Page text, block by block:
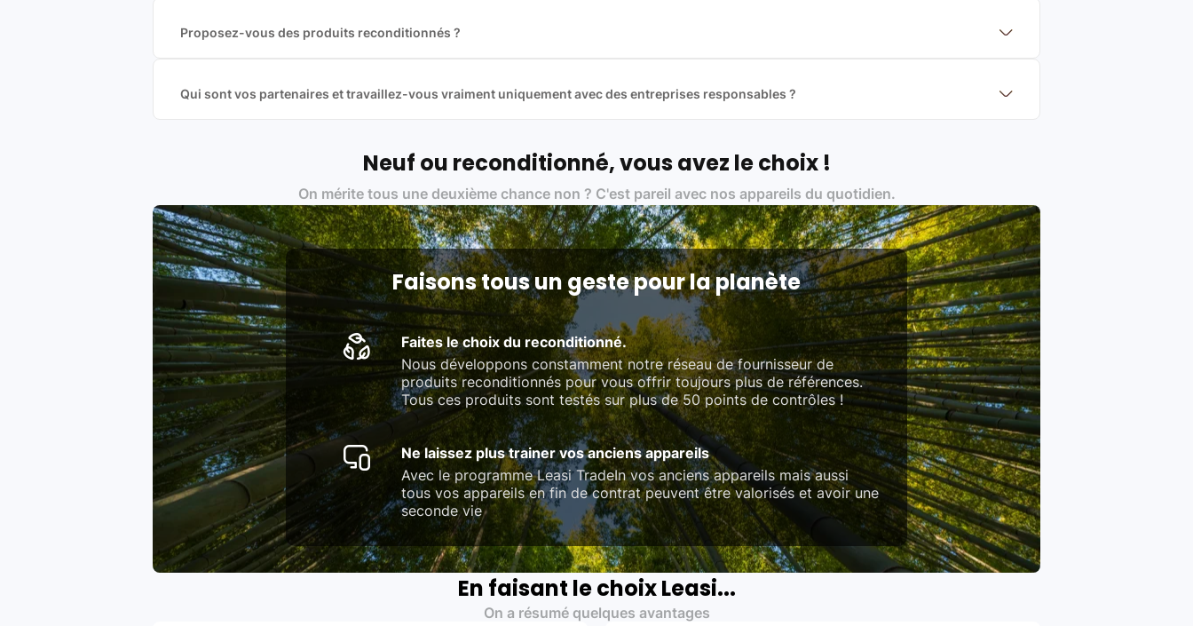
Proposez-vous des produits reconditionnés ?
Qui sont vos partenaires et travaillez-vous vraiment uniquement avec des entreprises responsables ?
Labels environnementaux & qualité de nos partenaires :
Produits testés et vérifiés selon des standards rigoureux (80 à 100 points de contrôle en fonction des produits)
Respect des normes RAEE, RoHS, et du référentiel QualiRepar (bonus réparation)
Neuf ou reconditionné, vous avez le choix !
On mérite tous une deuxième chance non ? C'est pareil avec nos appareils du quotidien.
Faisons tous un geste pour la planète
Faites le choix du reconditionné.
Nous développons constamment notre réseau de fournisseur de
produits reconditionnés pour vous offrir toujours plus de références.
Tous ces produits sont testés sur plus de 50 points de contrôles !
Ne laissez plus trainer vos anciens appareils
Avec le programme Leasi TradeIn vos anciens appareils mais aussi
tous vos appareils en fin de contrat peuvent être valorisés et avoir une
seconde vie
En faisant le choix Leasi...
On a résumé quelques avantages